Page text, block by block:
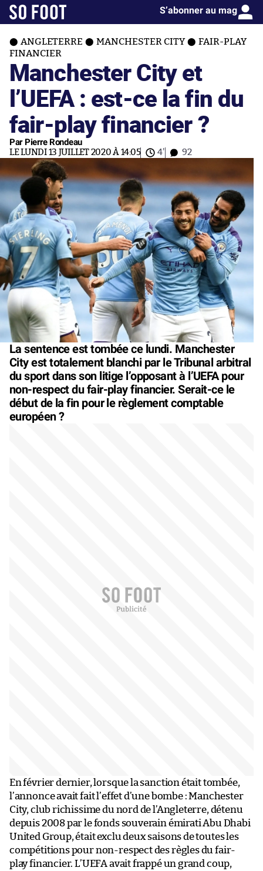
S’abonner au mag
ANGLETERRE MANCHESTER CITY
FAIR-PLAY
FINANCIER
Manchester City et
l’UEFA : est-ce la fin du
fair-play financier ?
Par Pierre Rondeau
LE LUNDI 13 JUILLET 2020 À 14:05 4' 92
La sentence est tombée ce lundi. Manchester
City est totalement blanchi par le Tribunal arbitral
du sport dans son litige l’opposant à l’UEFA pour
non-respect du fair-play financier. Serait-ce le
début de la fin pour le règlement comptable
européen ?
En février dernier, lorsque la sanction était tombée,
l’annonce avait fait l’effet d’une bombe : Manchester
City, club richissime du nord de l’Angleterre, détenu
depuis 2008 par le fonds souverain émirati Abu Dhabi
United Group, était exclu deux saisons de toutes les
compétitions pour non-respect des règles du fair-
play financier. L’UEFA avait frappé un grand coup,